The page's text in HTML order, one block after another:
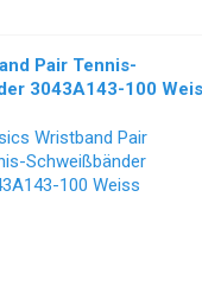
Pair Tennis-
3043A143-100